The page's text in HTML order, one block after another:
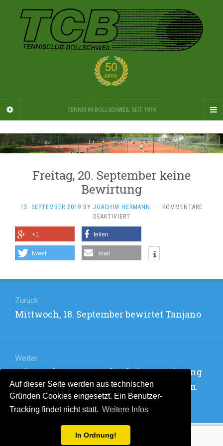
Auf dieser Seite werden aus technischen
Gründen Cookies eingesetzt. Ein Benutzer-
Tracking findet nicht statt. Weitere Infos
In Ordnung!
TENNIS IN BOLLSCHWEIL SEIT 1974
Freitag, 20. September keine
Bewirtung
13. SEPTEMBER 2019 BY JOACHIM HERMANN ·
KOMMENTARE
DEAKTIVIERT
FREITAG,
SEPTEMBER
+1 teilen
tweet mail
Zurück
Vorheriger
Mittwoch, 18. September bewirtet Tanjano
Weiter
Nächster
Beitrag:
Mittwoch, 25. September keine Bewirtung
und insgesamt Ende der Bewirtungen in
2019
Stolz präsentiert von WordPress . Theme: Flat 1.7.11 by